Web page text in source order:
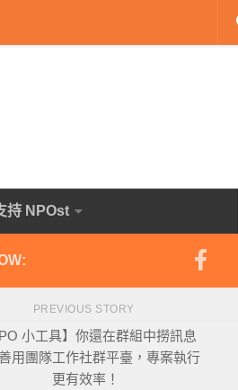
持 NPOst
PREVIOUS STORY
小工具】你還在群組中撈訊息
用團隊工作社群平臺，專案執行
更有效率！